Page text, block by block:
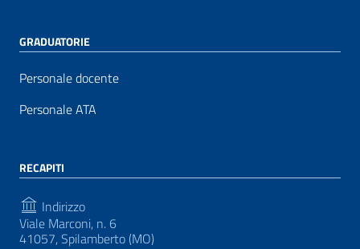
GRADUATORIE
Personale docente
Personale ATA
RECAPITI
Indirizzo
Viale Marconi, n. 6
41057, Spilamberto (MO)